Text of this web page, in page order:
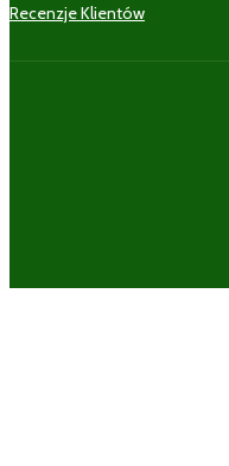
Recenzje Klientów